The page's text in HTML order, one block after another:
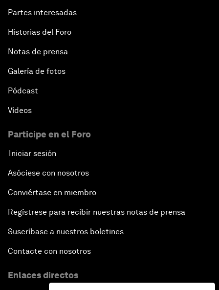
Partes interesadas
Historias del Foro
Notas de prensa
Galería de fotos
Pódcast
Vídeos
Participe en el Foro
Iniciar sesión
Asóciese con nosotros
Conviértase en miembro
Regístrese para recibir nuestras notas de prensa
Suscríbase a nuestros boletines
Contacte con nosotros
Enlaces directos